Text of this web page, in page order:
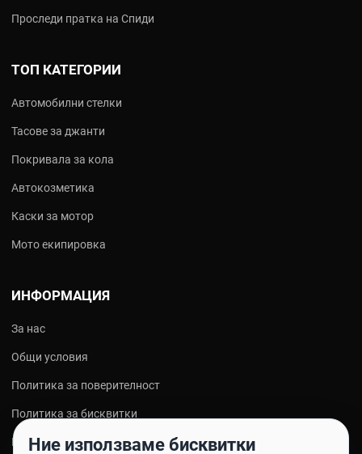
Проследи пратка на Спиди
ТОП КАТЕГОРИИ
Автомобилни стелки
Тасове за джанти
Покривала за кола
Автокозметика
Каски за мотор
Мото екипировка
ИНФОРМАЦИЯ
За нас
Общи условия
Политика за поверителност
Политика за бисквитки
Контакти
Ние използваме бисквитки